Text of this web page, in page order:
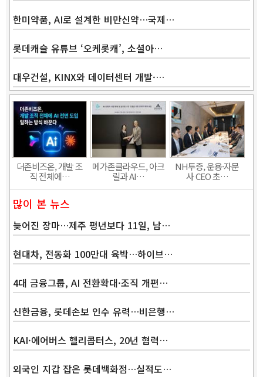
한미약품, AI로 설계한 비만신약…국제…
롯데캐슬 유튜브 ‘오케롯캐’, 소셜아…
대우건설, KINX와 데이터센터 개발·…
더존비즈온, 개발 조
직 전체에…
메가존클라우드, 아크
릴과 AI…
NH투증, 운용·자문
사 CEO 초…
많이 본 뉴스
늦어진 장마…제주 평년보다 11일, 남…
현대차, 전동화 100만대 육박…하이브…
4대 금융그룹, AI 전환확대·조직 개편…
신한금융, 롯데손보 인수 유력…비은행…
KAI·에어버스 헬리콥터스, 20년 협력…
외국인 지갑 잡은 롯데백화점…실적도…